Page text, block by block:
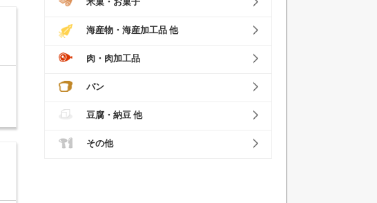
海産物・海産加工品 他
肉・肉加工品
パン
豆腐・納豆 他
その他